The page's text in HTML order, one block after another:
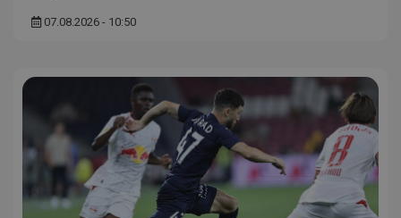
07.08.2026 - 10:50